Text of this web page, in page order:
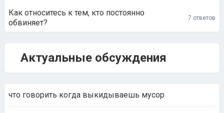
Как относитесь к тем, кто постоянно
обвиняет?
7 ответов
Актуальные обсуждения
что говорить когда выкидываешь мусор